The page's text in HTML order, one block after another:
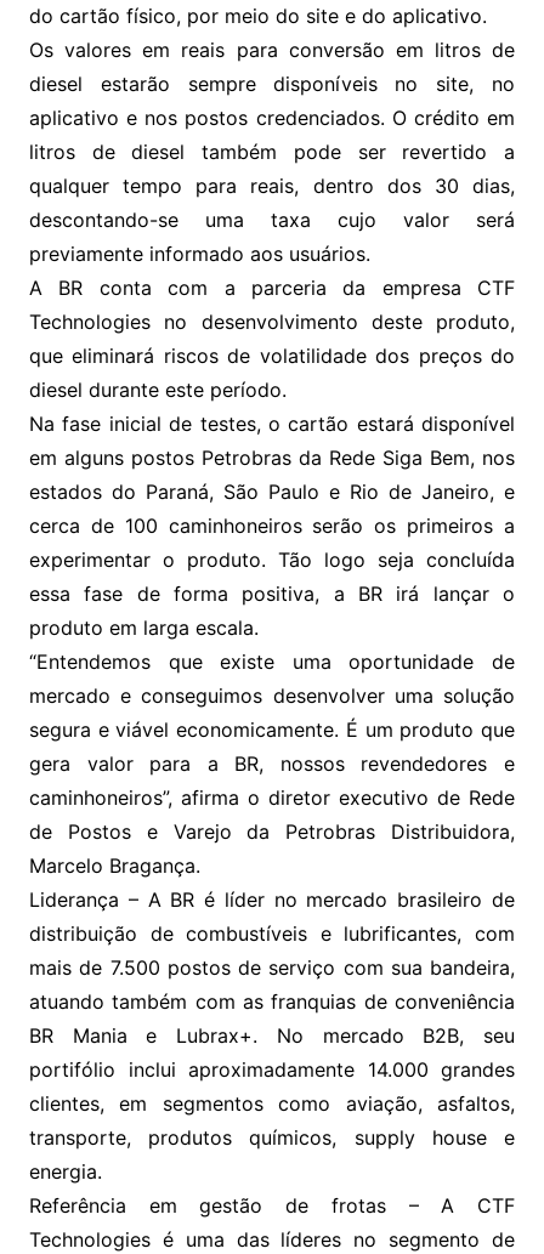
do cartão físico, por meio do site e do aplicativo.
Os valores em reais para conversão em litros de
diesel estarão sempre disponíveis no site, no
aplicativo e nos postos credenciados. O crédito em
litros de diesel também pode ser revertido a
qualquer tempo para reais, dentro dos 30 dias,
descontando-se uma taxa cujo valor será
previamente informado aos usuários.
A BR conta com a parceria da empresa CTF
Technologies no desenvolvimento deste produto,
que eliminará riscos de volatilidade dos preços do
diesel durante este período.
Na fase inicial de testes, o cartão estará disponível
em alguns postos Petrobras da Rede Siga Bem, nos
estados do Paraná, São Paulo e Rio de Janeiro, e
cerca de 100 caminhoneiros serão os primeiros a
experimentar o produto. Tão logo seja concluída
essa fase de forma positiva, a BR irá lançar o
produto em larga escala.
“Entendemos que existe uma oportunidade de
mercado e conseguimos desenvolver uma solução
segura e viável economicamente. É um produto que
gera valor para a BR, nossos revendedores e
caminhoneiros”, afirma o diretor executivo de Rede
de Postos e Varejo da Petrobras Distribuidora,
Marcelo Bragança.
Liderança – A BR é líder no mercado brasileiro de
distribuição de combustíveis e lubrificantes, com
mais de 7.500 postos de serviço com sua bandeira,
atuando também com as franquias de conveniência
BR Mania e Lubrax+. No mercado B2B, seu
portifólio inclui aproximadamente 14.000 grandes
clientes, em segmentos como aviação, asfaltos,
transporte, produtos químicos, supply house e
energia.
Referência em gestão de frotas – A CTF
Technologies é uma das líderes no segmento de